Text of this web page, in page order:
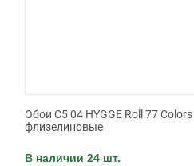
Обои C5 04 HYGGE Roll 77
флизелиновые
В наличии 24 шт.